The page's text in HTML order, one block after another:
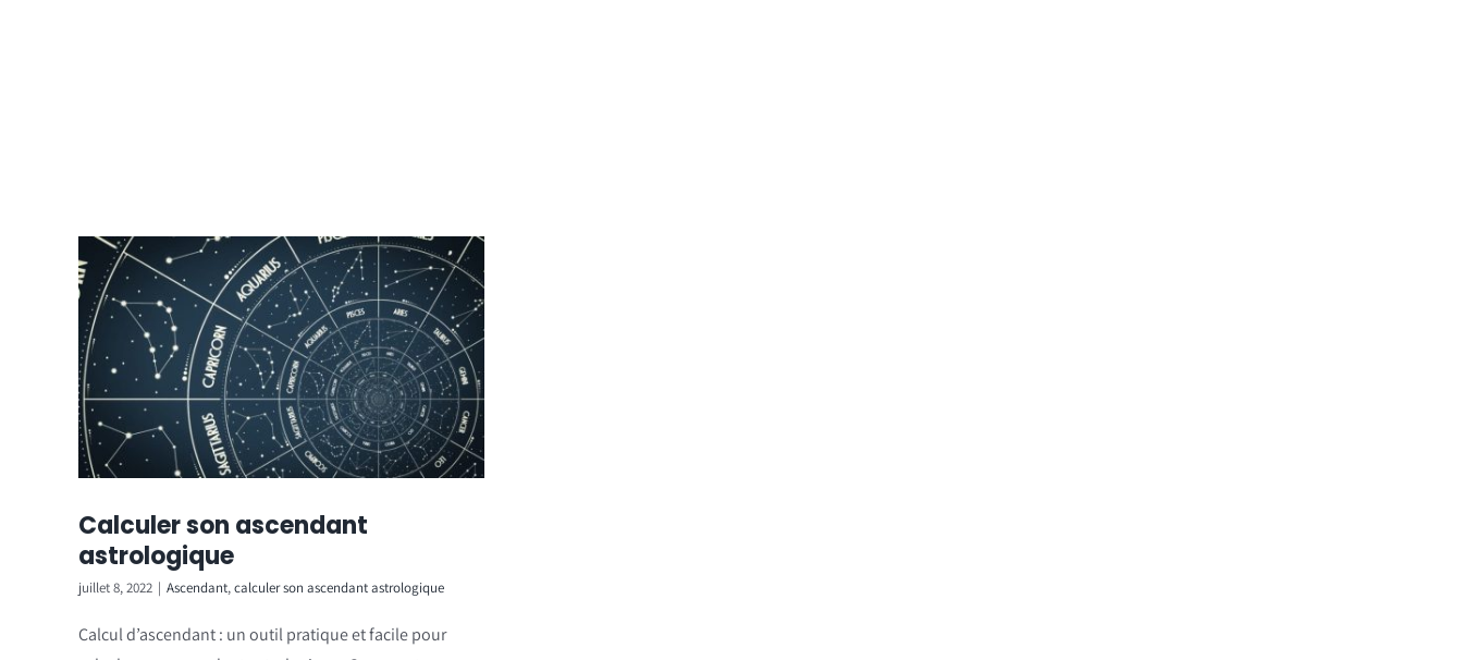
Calculer son ascendant
astrologique
juillet 8, 2022 | Ascendant,calculer son ascendant astrologique
Calcul d’ascendant : un outil pratique et facile pour